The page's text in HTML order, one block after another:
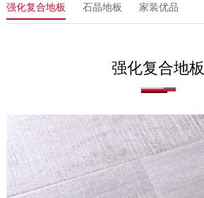
强化复合地板 石晶地板 家装优品
强化复合地板